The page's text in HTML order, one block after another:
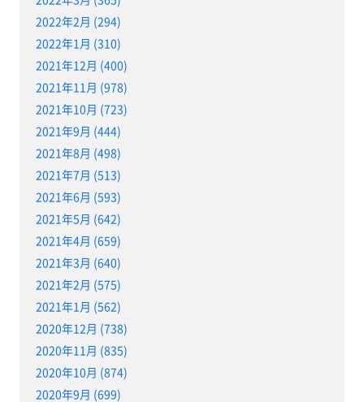
2022年2月 (294)
2022年1月 (310)
2021年12月 (400)
2021年11月 (978)
2021年10月 (723)
2021年9月 (444)
2021年8月 (498)
2021年7月 (513)
2021年6月 (593)
2021年5月 (642)
2021年4月 (659)
2021年3月 (640)
2021年2月 (575)
2021年1月 (562)
2020年12月 (738)
2020年11月 (835)
2020年10月 (874)
2020年9月 (699)